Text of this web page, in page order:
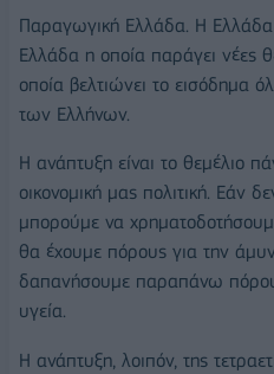
Παραγωγική Ελλάδα. Η Ελλάδα
Ελλάδα η οποία παράγει νέες
οποία βελτιώνει το εισόδημα
των Ελλήνων.
Η ανάπτυξη είναι το θεμέλιο
οικονομική μας πολιτική. Εάν
μπορούμε να
θα έχουμε πόρους για την
δαπανήσουμε παραπάνω
υγεία.
Η ανάπτυξη, λοιπόν, της